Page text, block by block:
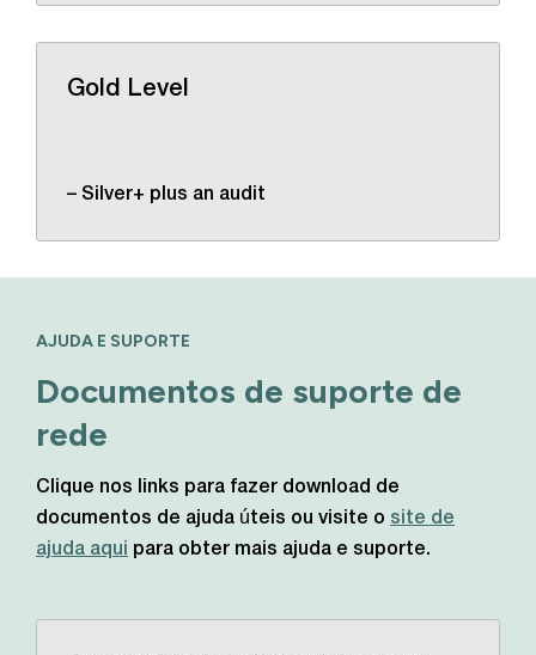
Gold Level
– Silver+ plus an audit
AJUDA E SUPORTE
Documentos de suporte de
rede
Clique nos links para fazer download de
documentos de ajuda úteis ou visite o site de
ajuda aqui
para obter mais ajuda e suporte.